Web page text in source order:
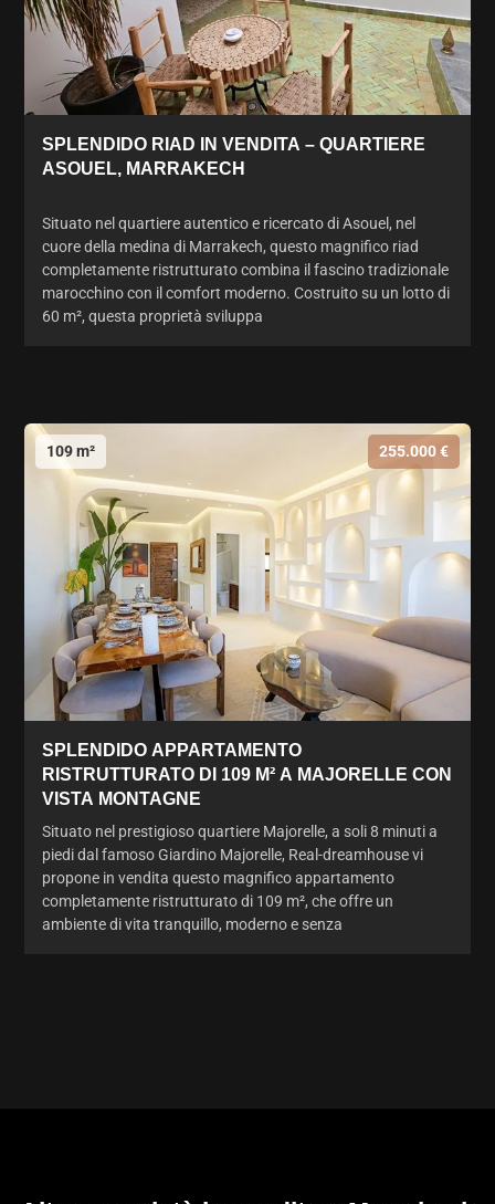
SPLENDIDO RIAD IN VENDITA – QUARTIERE
ASOUEL, MARRAKECH
Situato nel quartiere autentico e ricercato di Asouel, nel
cuore della medina di Marrakech, questo magnifico riad
completamente ristrutturato combina il fascino tradizionale
marocchino con il comfort moderno. Costruito su un lotto di
60 m², questa proprietà sviluppa
109 m² 255.000 €
SPLENDIDO APPARTAMENTO
RISTRUTTURATO DI 109 M² A MAJORELLE CON
VISTA MONTAGNE
Situato nel prestigioso quartiere Majorelle, a soli 8 minuti a
piedi dal famoso Giardino Majorelle, Real-dreamhouse vi
propone in vendita questo magnifico appartamento
completamente ristrutturato di 109 m², che offre un
ambiente di vita tranquillo, moderno e senza